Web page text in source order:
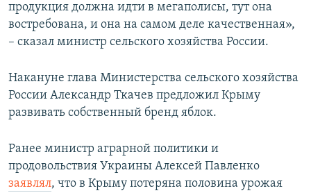
продукция должна идти в мегаполисы, тут она
востребована, и она на самом деле качественная»,
– сказал министр сельского хозяйства России.
Накануне глава Министерства сельского хозяйства
России Александр Ткачев предложил Крыму
развивать собственный бренд яблок.
Ранее министр аграрной политики и
продовольствия Украины Алексей Павленко
заявлял, что в Крыму потеряна половина урожая